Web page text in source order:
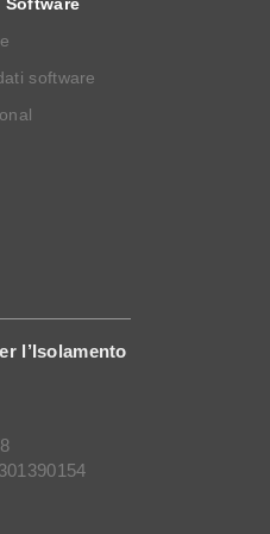
software
l’Isolamento